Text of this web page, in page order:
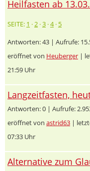
Heilfasten ab
SEITE: 1 ·2 ·3 ·4· 5
Antworten: 43 | Aufrufe:
eröffnet von Heuberger |
21:59 Uhr
Langzeitfasten,
Antworten: 0 | Aufrufe:
eröffnet von astrid63 |
07:33 Uhr
Alternative zum